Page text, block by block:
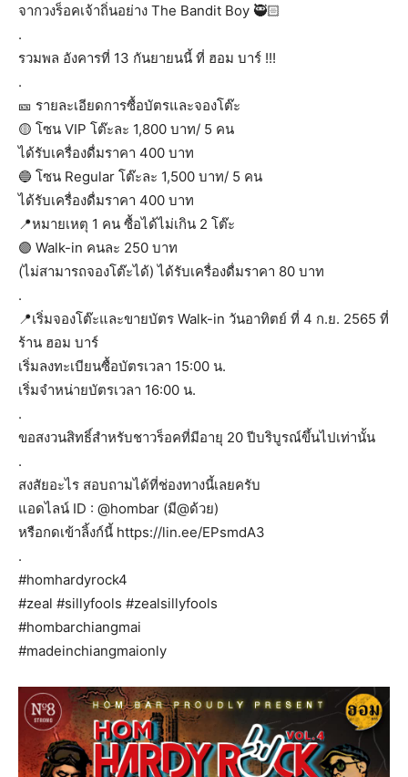
จากวงร็อคเจ้าถิ่นอย่าง The Bandit Boy 🥷🏻
.
รวมพล อังคารที่ 13 กันยายนนี้ ที่ ฮอม บาร์ !!!
.
🎫 รายละเอียดการซื้อบัตรและจองโต๊ะ
🟡 โซน VIP โต๊ะละ 1,800 บาท/ 5 คน
ได้รับเครื่องดื่มราคา 400 บาท
🔵 โซน Regular โต๊ะละ 1,500 บาท/ 5 คน
ได้รับเครื่องดื่มราคา 400 บาท
📍หมายเหตุ 1 คน ซื้อได้ไม่เกิน 2 โต๊ะ
🟣 Walk-in คนละ 250 บาท
(ไม่สามารถจองโต๊ะได้) ได้รับเครื่องดื่มราคา 80 บาท
.
📍เริ่มจองโต๊ะและขายบัตร Walk-in วันอาทิตย์ ที่ 4 ก.ย. 2565 ที่
ร้าน ฮอม บาร์
เริ่มลงทะเบียนซื้อบัตรเวลา 15:00 น.
เริ่มจำหน่ายบัตรเวลา 16:00 น.
.
ขอสงวนสิทธิ์สำหรับชาวร็อคที่มีอายุ 20 ปีบริบูรณ์ขึ้นไปเท่านั้น
.
สงสัยอะไร สอบถามได้ที่ช่องทางนี้เลยครับ
แอดไลน์ ID : @hombar (มี@ด้วย)
หรือกดเข้าลิ้งก์นี้ https://lin.ee/EPsmdA3
.
#homhardyrock4
#zeal #sillyfools #zealsillyfools
#hombarchiangmai
#madeinchiangmaionly